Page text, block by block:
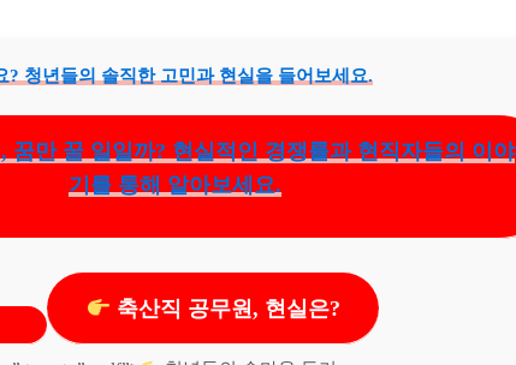
? 청년들의 솔직한 고민과 현실을 들어보세요.
꿈만 꿀 일일까? 현실적인 경쟁률과 현직자들의 이야
기를 통해 알아보세요.
축산직 공무원, 현실은?